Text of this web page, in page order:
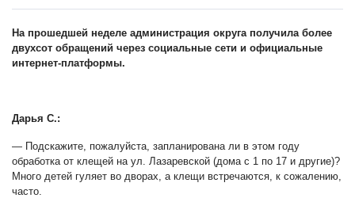
На прошедшей неделе администрация округа получила более
двухсот обращений через социальные сети и официальные
интернет-платформы.
Дарья С.:
— Подскажите, пожалуйста, запланирована ли в этом году
обработка от клещей на ул. Лазаревской (дома с 1 по 17 и другие)?
Много детей гуляет во дворах, а клещи встречаются, к сожалению,
часто.